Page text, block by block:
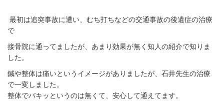
最初は追突事故に遭い、むち打ちなどの交通事故の後遺症の治療
で
接骨院に通ってましたが、あまり効果が無く 知人の紹介で知りま
した。
鍼や整体は痛いというイメージがありましたが、石井先生の治療
で一変しました。
整体でバキッというのは無くて、安心して通えてます。